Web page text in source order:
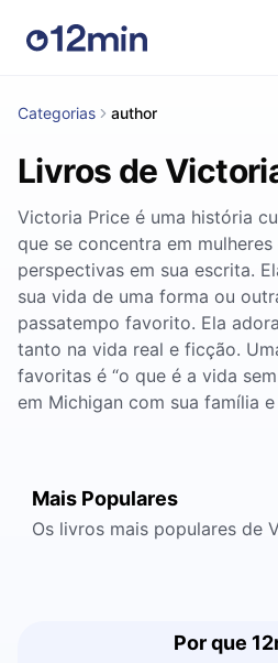
Categorias author
Livros de
Victoria Price é uma história
que se concentra em
perspectivas em sua escrita.
sua vida de uma forma ou
passatempo favorito. Ela
tanto na vida real e ficção.
favoritas é “o que é a vida
em Michigan com sua família
Mais Populares
Os livros mais populares de
Por que